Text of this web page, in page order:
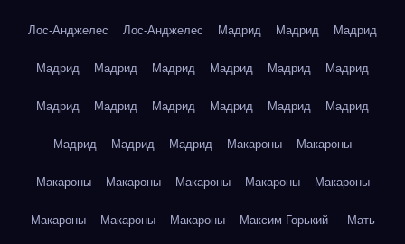
Лос-Анджелес Лос-Анджелес Мадрид Мадрид Мадрид
Мадрид Мадрид Мадрид Мадрид Мадрид Мадрид
Мадрид Мадрид Мадрид Мадрид Мадрид Мадрид
Мадрид Мадрид Мадрид Макароны Макароны
Макароны Макароны Макароны Макароны Макароны
Макароны Макароны Макароны Максим Горький — Мать